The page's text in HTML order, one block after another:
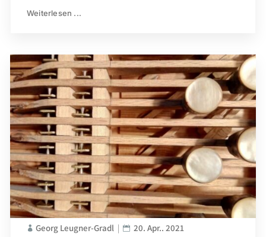
Weiterlesen ...
Georg Leugner-Gradl 20. Apr.. 2021